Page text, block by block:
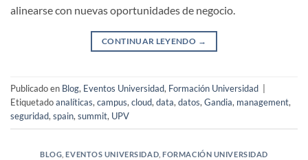
alinearse con nuevas oportunidades de negocio.
CONTINUAR LEYENDO →
Publicado en Blog, Eventos Universidad, Formación Universidad
Etiquetadoanalíticas,campus,cloud,data,datos,Gandia, management,
seguridad,spain,summit, UPV
BLOG ,EVENTOS UNIVERSIDAD ,FORMACIÓN UNIVERSIDAD